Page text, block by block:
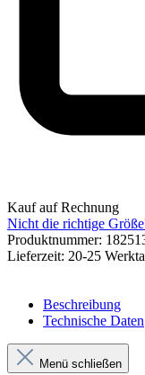
Kauf auf Rechnung
Nicht die richtige
Produktnummer:
Lieferzeit: 20-25
Beschreibung
Technische Daten
Menü schließen